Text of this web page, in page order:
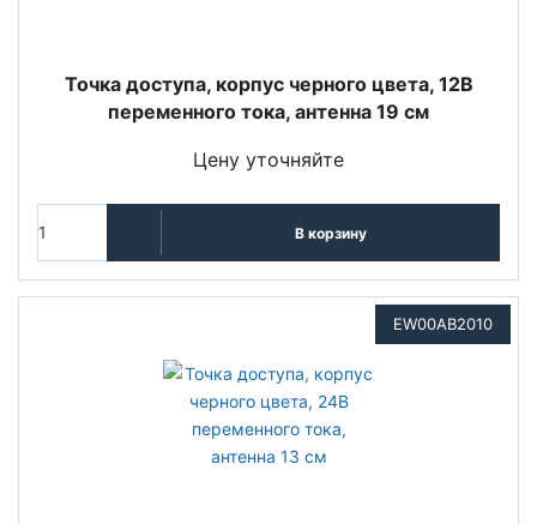
Точка доступа, корпус черного цвета, 12В
переменного тока, антенна 19 см
Цену уточняйте
В корзину
EW00AB2010